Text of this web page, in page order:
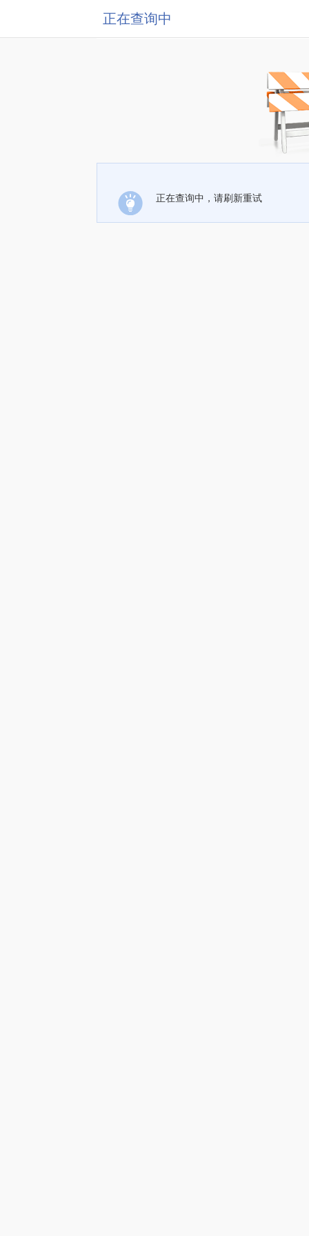
正在查询中
正在查询中，请刷新重试